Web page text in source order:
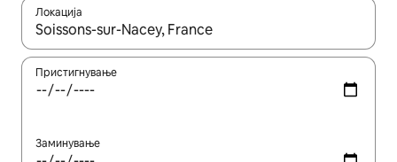
Локација
Кога резултатите се достапни, движете се со копчињата
Пристигнување
Заминување